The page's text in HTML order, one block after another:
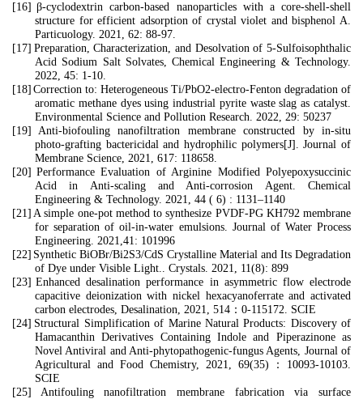
[16] β-cyclodextrin carbon-based nanoparticles with a core-shell-shell
structure for efficient adsorption of crystal violet and bisphenol A.
Particuology. 2021, 62: 88-97.
[17] Preparation, Characterization, and Desolvation of 5‐Sulfoisophthalic
Acid Sodium Salt Solvates, Chemical Engineering & Technology.
2022, 45: 1-10.
[18] Correction to: Heterogeneous Ti/PbO2-electro-Fenton degradation of
aromatic methane dyes using industrial pyrite waste slag as catalyst.
Environmental Science and Pollution Research. 2022, 29: 50237
[19]
Anti-biofouling nanofiltration membrane constructed by in-situ
photo-grafting bactericidal and hydrophilic polymers[J]. Journal of
Membrane Science, 2021, 617: 118658.
[20] Performance Evaluation of Arginine Modified Polyepoxysuccinic
Acid in Anti-scaling and Anti-corrosion Agent. Chemical
Engineering & Technology. 2021, 44 ( 6) : 1131–1140
[21] A simple one-pot method to synthesize PVDF-PG KH792 membrane
for separation of oil-in-water emulsions. Journal of Water Process
Engineering. 2021,41: 101996
[22] Synthetic BiOBr/Bi2S3/CdS Crystalline Material and Its Degradation
of Dye under Visible Light.. Crystals. 2021, 11(8): 899
[23] Enhanced desalination performance in asymmetric flow electrode
capacitive deionization with nickel hexacyanoferrate and activated
carbon electrodes, Desalination, 2021, 514 ： 0-115172. SCIE
[24] Structural Simplification of Marine Natural Products: Discovery of
Hamacanthin Derivatives Containing Indole and Piperazinone as
Novel Antiviral and Anti-phytopathogenic-fungus Agents, Journal of
Agricultural and Food Chemistry, 2021, 69(35) ： 10093-10103.
SCIE
[25]
Antifouling nanofiltration membrane fabrication via surface